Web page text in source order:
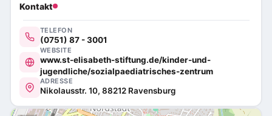
Kontakt
TELEFON
(0751) 87 - 3001
WEBSITE
www.st-elisabeth-stiftung.de/kinder-und-
jugendliche/sozialpaediatrisches-zentrum
ADRESSE
Nikolausstr. 10, 88212 Ravensburg